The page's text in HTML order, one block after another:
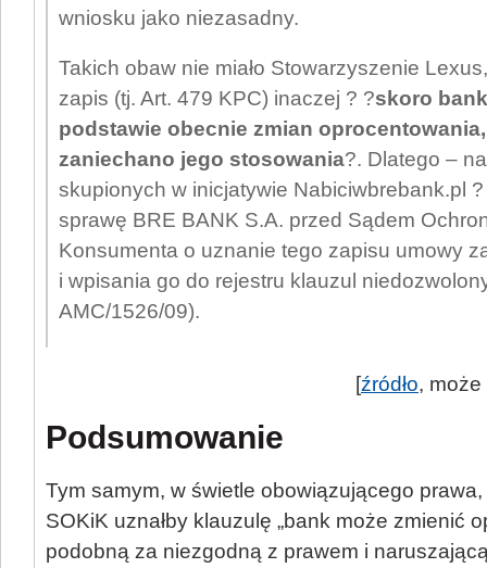
wniosku jako niezasadny.
Takich obaw nie miało Stowarzyszenie
zapis (tj. Art. 479 KPC) inaczej ? ?skoro
podstawie obecnie zmian
zaniechano jego stosowania?. Dlatego –
skupionych w inicjatywie Nabiciwbrebank.pl ?
sprawę BRE BANK S.A. przed Sądem
Konsumenta o uznanie tego zapisu umowy
i wpisania go do rejestru klauzul
AMC/1526/09).
[źródło,
Podsumowanie
Tym samym, w świetle obowiązującego prawa,
SOKiK uznałby klauzulę „bank może zmienić
podobną za niezgodną z prawem i